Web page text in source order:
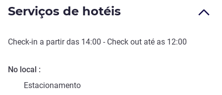
Serviços de hotéis
Check-in a partir das 14:00 - Check out até as 12:00
No local
Estacionamento